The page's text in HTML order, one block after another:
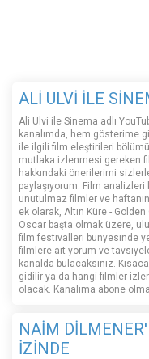
ALİ ULVİ İLE
Ali Ulvi ile Sinema adlı
kanalımda, hem gösterime
ile ilgili film eleştirileri
mutlaka izlenmesi gereken
hakkındaki önerilerimi
paylaşıyorum. Film analizleri
unutulmaz filmler ve
ek olarak, Altın Küre - Golden
Oscar başta olmak üzere,
film festivalleri bünyesinde
filmlere ait yorum ve
kanalda bulacaksınız.
gidilir ya da hangi filmler
olacak. Kanalıma abone
NAİM
İZİNDE